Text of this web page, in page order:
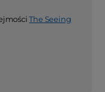
The Seeing